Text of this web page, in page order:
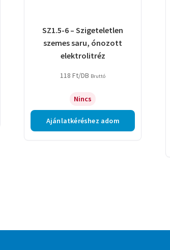
SZ1.5-6 – Szigeteletlen
szemes saru, ónozott
elektrolitréz
118Ft/DB Bruttó
Nincs
Ajánlatkéréshez adom